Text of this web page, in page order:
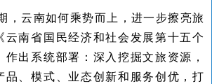
，云南如何乘势而上，进一步擦亮旅
云南省国民经济和社会发展第十五个
作出系统部署：深入挖掘文旅资源，
品、模式、业态创新和服务创优，打